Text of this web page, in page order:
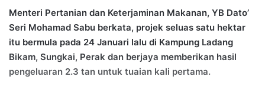
Menteri Pertanian dan Keterjaminan Makanan, YB Dato’
Seri Mohamad Sabu berkata, projek seluas satu hektar
itu bermula pada 24 Januari lalu di Kampung Ladang
Bikam, Sungkai, Perak dan berjaya memberikan hasil
pengeluaran 2.3 tan untuk tuaian kali pertama.